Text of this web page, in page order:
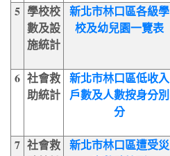
5 學校校
數及設
施統計
新北市林口區各級學
校及幼兒園一覽表
6 社會救
助統計
新北市林口區低收入
戶數及人數按身分別
分
7 社會救 新北市林口區遭受災